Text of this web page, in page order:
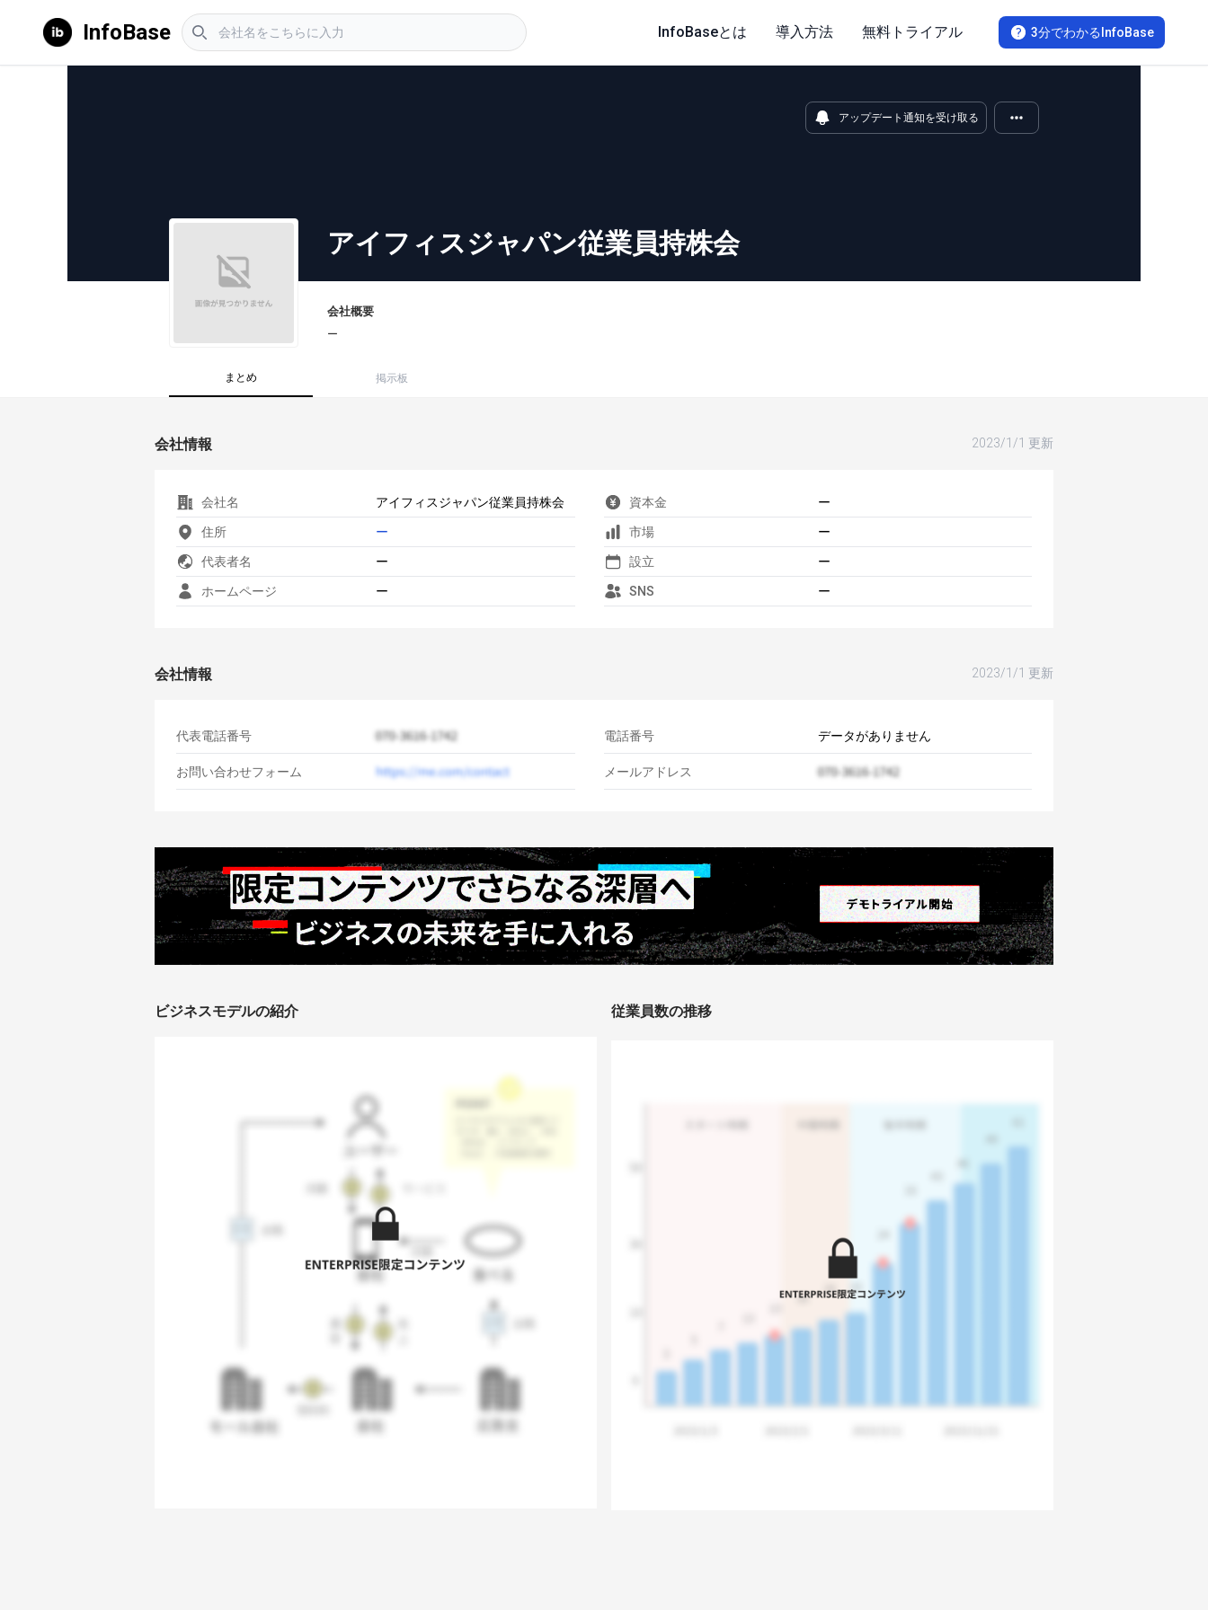
InfoBase 3分でわかるInfoBase
InfoBaseとは 導入方法 無料トライアル
アップデート通知を受け取る
アイフィスジャパン従業員持株会
会社概要
ー
まとめ 掲示板
会社情報 2023/1/1 更新
会社名 アイフィスジャパン従業員持株会
住所 ー
代表者名 ー
ホームページ ー
資本金 ー
市場 ー
設立 ー
SNS ー
会社情報 2023/1/1 更新
代表電話番号
お問い合わせフォーム
電話番号 データがありません
メールアドレス
ビジネスモデルの紹介 従業員数の推移